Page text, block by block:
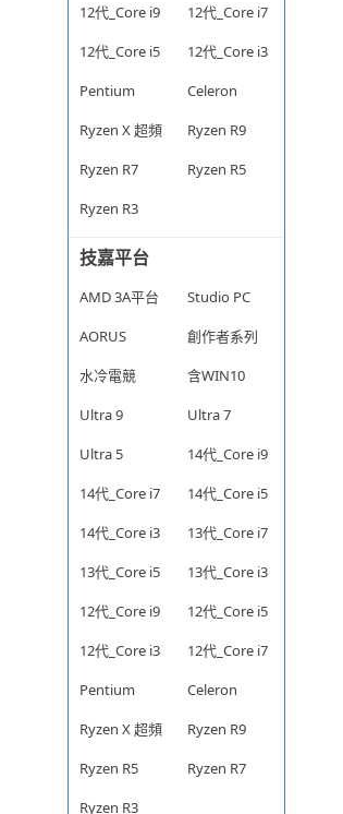
12代_Core i9
12代_Core i7
12代_Core i5
12代_Core i3
Pentium
Celeron
Ryzen X 超頻
Ryzen R9
Ryzen R7
Ryzen R5
Ryzen R3
技嘉平台
AMD 3A平台
Studio PC
AORUS
創作者系列
水冷電競
含WIN10
Ultra 9
Ultra 7
Ultra 5
14代_Core i9
14代_Core i7
14代_Core i5
14代_Core i3
13代_Core i7
13代_Core i5
13代_Core i3
12代_Core i9
12代_Core i5
12代_Core i3
12代_Core i7
Pentium
Celeron
Ryzen X 超頻
Ryzen R9
Ryzen R5
Ryzen R7
Ryzen R3